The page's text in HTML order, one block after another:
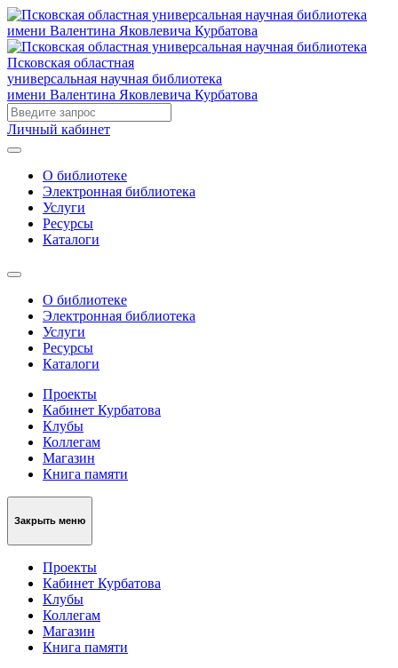
Псковская областная
универсальная научная библиотека
имени Валентина Яковлевича Курбатова
Личный кабинет
О библиотеке
Электронная библиотека
Услуги
Ресурсы
Каталоги
О библиотеке
Электронная библиотека
Услуги
Ресурсы
Каталоги
Проекты
Кабинет Курбатова
Клубы
Коллегам
Магазин
Книга памяти
Закрыть меню
Проекты
Кабинет Курбатова
Клубы
Коллегам
Магазин
Книга памяти